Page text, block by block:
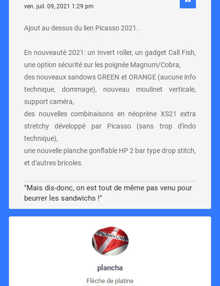
ven. juil. 09, 2021 1:29 pm
Ajout au dessus du lien Picasso 2021.
En nouveauté 2021: un Invert roller, un gadget Call Fish,
une option sécurité sur les poignée Magnum/Cobra,
des nouveaux sandows GREEN et ORANGE (aucune info
technique, dommage), nouveau moulinet verticale,
support caméra,
des nouvelles combinaisons en néoprène XS21 extra
stretchy développé par Picasso (sans trop d'indo
technique),
une nouvelle planche gonflable HP 2 bar type drop stitch,
et d'autres bricoles.
"Mais dis-donc, on est tout de même pas venu pour
beurrer les sandwichs !"
plancha
Flèche de platine